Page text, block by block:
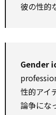
彼の性的
Gender
性的アイ
論争にな